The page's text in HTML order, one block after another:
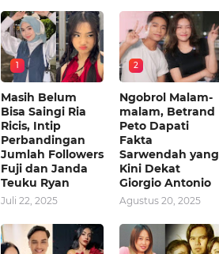
1
Masih Belum
Bisa Saingi Ria
Ricis, Intip
Perbandingan
Jumlah Followers
Fuji dan Janda
Teuku Ryan
Juli 22, 2025
2
Ngobrol Malam-
malam, Betrand
Peto Dapati
Fakta
Sarwendah yang
Kini Dekat
Giorgio Antonio
Agustus 20, 2025